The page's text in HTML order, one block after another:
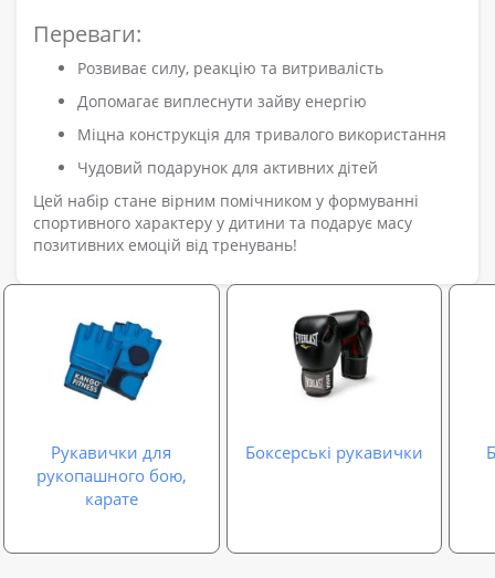
Переваги:
Розвиває силу, реакцію та витривалість
Допомагає виплеснути зайву енергію
Міцна конструкція для тривалого використання
Чудовий подарунок для активних дітей
Цей набір стане вірним помічником у формуванні
спортивного характеру у дитини та подарує масу
позитивних емоцій від тренувань!
Рукавички для
рукопашного бою,
карате
Боксерські рукавички